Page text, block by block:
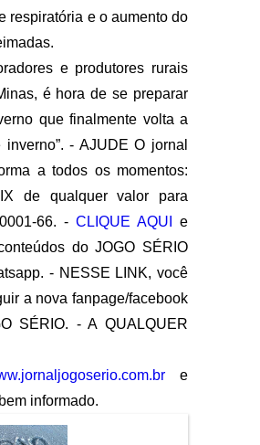
respiratória e o aumento do
e produtores rurais
é hora de se preparar
que finalmente volta a
inverno”. - AJUDE O jornal
a todos os momentos:
de qualquer valor para
66. - CLIQUE AQUI
e
do JOGO SÉRIO
- NESSE LINK, você
a nova fanpage/facebook
SÉRIO. - A QUALQUER
e
informado.